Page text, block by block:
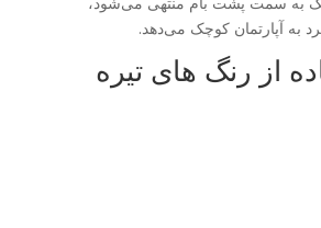
به آپارتمان کوچک می‌دهد.
از رنگ های تیره